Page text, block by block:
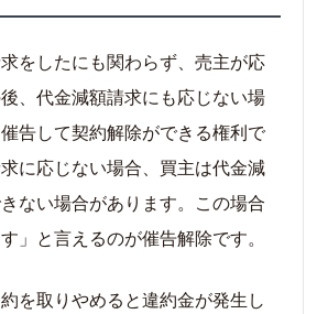
をしたにも関わらず、売主が応
、代金減額請求にも応じない場
告して契約解除ができる権利で
に応じない場合、買主は代金減
ない場合があります。この場合
」と言えるのが催告解除です。
を取りやめると違約金が発生し